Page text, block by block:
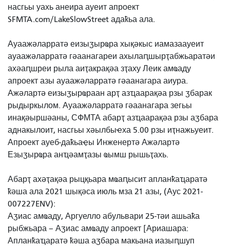
насгьы уахь анеира ауеит апроект
SFMTA.com/LakeSlowStreet адаҟьа ала.
Ауаажәларратә еизыӡырҩра хықәкыс иамазаауеит
ауаажәларратә гәаанагареи ахылаԥшырҭабжьаратәи
ахәаԥшреи рыла аиҭакрақәа зҭаху Леик амҩаду
апроект азы ауаажәларратә гәаанагара аиура.
Ажәлартә еизыӡырҩраан арҭ азҵаарақәа рзы ӡбарак
рыдыркылом. Ауаажәларратә гәаанагара зегьы
инақәыршәаны, СФМТА абарҭ азҵаарақәа рзы аӡбара
аднакылоит, насгьы хәылбыҽха 5.00 рзы иҭнажьуеит.
Апроект ауеб-даҟьаҿы Инженертә Ажәлартә
Езыӡырҩра анҵәамҭазы ҩымш рышьҭахь.
Абарҭ ахәҭақәа рыцқьара мҩаԥысит апланҟаҵаратә
ҟәша ала 2021 шықәса июль мза 21 азы, (Аус 2021-
007227ENV):
Аӡиас амҩаду, Аргуелло абульвари 25-тәи ашьаҟа
рыбжьара – Аӡиас амҩаду апроект [Ариашара:
Апланҟаҵаратә ҟәша аӡбара макьана иазыԥшуп